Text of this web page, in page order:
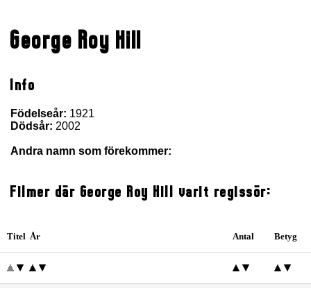
George Roy Hill
Info
Födelseår: 1921
Dödsår: 2002
Andra namn som förekommer:
Filmer där George Roy Hill varit regissör:
Titel År Antal Betyg